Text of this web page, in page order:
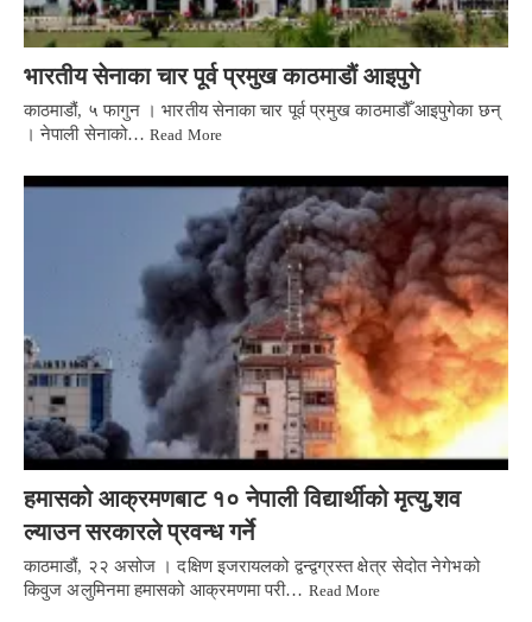
भारतीय सेनाका चार पूर्व प्रमुख काठमाडौं आइपुगे
काठमाडौं, ५ फागुन । भारतीय सेनाका चार पूर्व प्रमुख काठमाडौँ आइपुगेका छन्
। नेपाली सेनाको…Read More
हमासको आक्रमणबाट १० नेपाली विद्यार्थीको मृत्यु,शव
ल्याउन सरकारले प्रवन्ध गर्ने
काठमाडौं, २२ असोज । दक्षिण इजरायलको द्वन्द्वग्रस्त क्षेत्र सेदोत नेगेभको
किवुज अलुमिनमा हमासको आक्रमणमा परी… Read More